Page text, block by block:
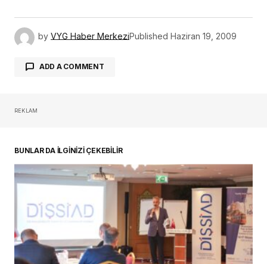
by VYG Haber MerkeziPublished Haziran 19, 2009
ADD A COMMENT
REKLAM
BUNLAR DA İLGİNİZİ ÇEKEBİLİR